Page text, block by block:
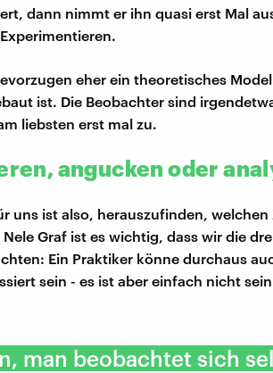
dann nimmt er ihn quasi erst Mal
eher ein theoretisches
ist. Die Beobachter sind
liebsten erst mal zu.
angucken oder
uns ist also, herauszufinden,
Graf ist es wichtig, dass wir die
Ein Praktiker könne durchaus
sein - es ist aber einfach nicht
man beobachtet sich